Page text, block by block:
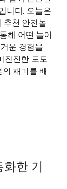
니다. 오늘은
추천 안전놀
해 어떤 놀이
운 경험을
진진한 토토
재미를 배
한 기